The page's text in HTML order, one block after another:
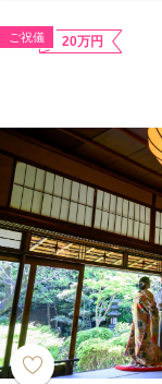
ご祝儀 20万円